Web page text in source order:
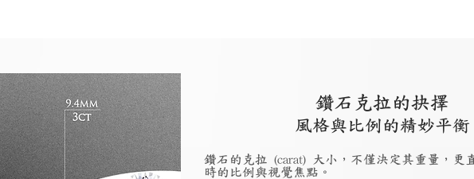
鑽石克拉的抉擇
風格與比例的精妙平衡
鑽石的克拉 (carat) 大小，不僅決定其重量，更
時的比例與視覺焦點。